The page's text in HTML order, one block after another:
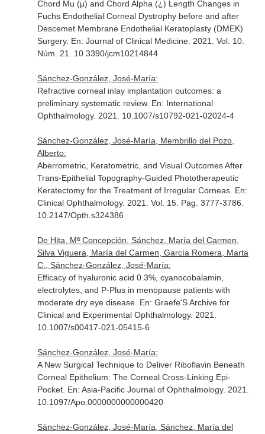
Chord Mu (µ) and Chord Alpha (¿) Length Changes in
Fuchs Endothelial Corneal Dystrophy before and after
Descemet Membrane Endothelial Keratoplasty (DMEK)
Surgery. En: Journal of Clinical Medicine. 2021. Vol. 10.
Núm. 21. 10.3390/jcm10214844
Sánchez-González, José-María:
Refractive corneal inlay implantation outcomes: a
preliminary systematic review. En: International
Ophthalmology. 2021. 10.1007/s10792-021-02024-4
Sánchez-González, José-María, Membrillo del Pozo,
Alberto:
Aberrometric, Keratometric, and Visual Outcomes After
Trans-Epithelial Topography-Guided Phototherapeutic
Keratectomy for the Treatment of Irregular Corneas. En:
Clinical Ophthalmology. 2021. Vol. 15. Pag. 3777-3786.
10.2147/Opth.s324386
De Hita, Mª Concepción, Sánchez, María del Carmen,
Silva Viguera, María del Carmen, García Romera, Marta
C., Sánchez-González, José-María:
Efficacy of hyaluronic acid 0.3%, cyanocobalamin,
electrolytes, and P-Plus in menopause patients with
moderate dry eye disease. En: Graefe'S Archive for
Clinical and Experimental Ophthalmology. 2021.
10.1007/s00417-021-05415-6
Sánchez-González, José-María:
A New Surgical Technique to Deliver Riboflavin Beneath
Corneal Epithelium: The Corneal Cross-Linking Epi-
Pocket. En: Asia-Pacific Journal of Ophthalmology. 2021.
10.1097/Apo.0000000000000420
Sánchez-González, José-María, Sánchez, María del